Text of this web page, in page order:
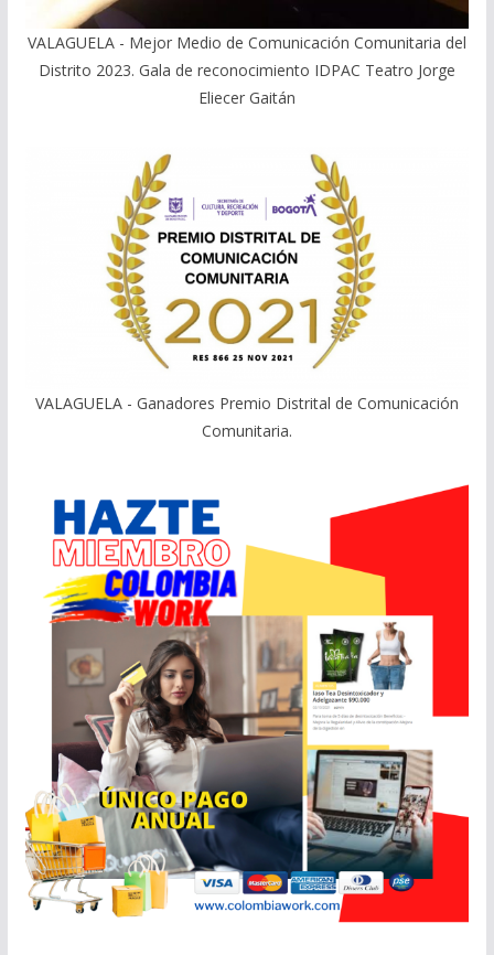
VALAGUELA - Mejor Medio de Comunicación Comunitaria del
Distrito 2023. Gala de reconocimiento IDPAC Teatro Jorge
Eliecer Gaitán
VALAGUELA - Ganadores Premio Distrital de Comunicación
Comunitaria.